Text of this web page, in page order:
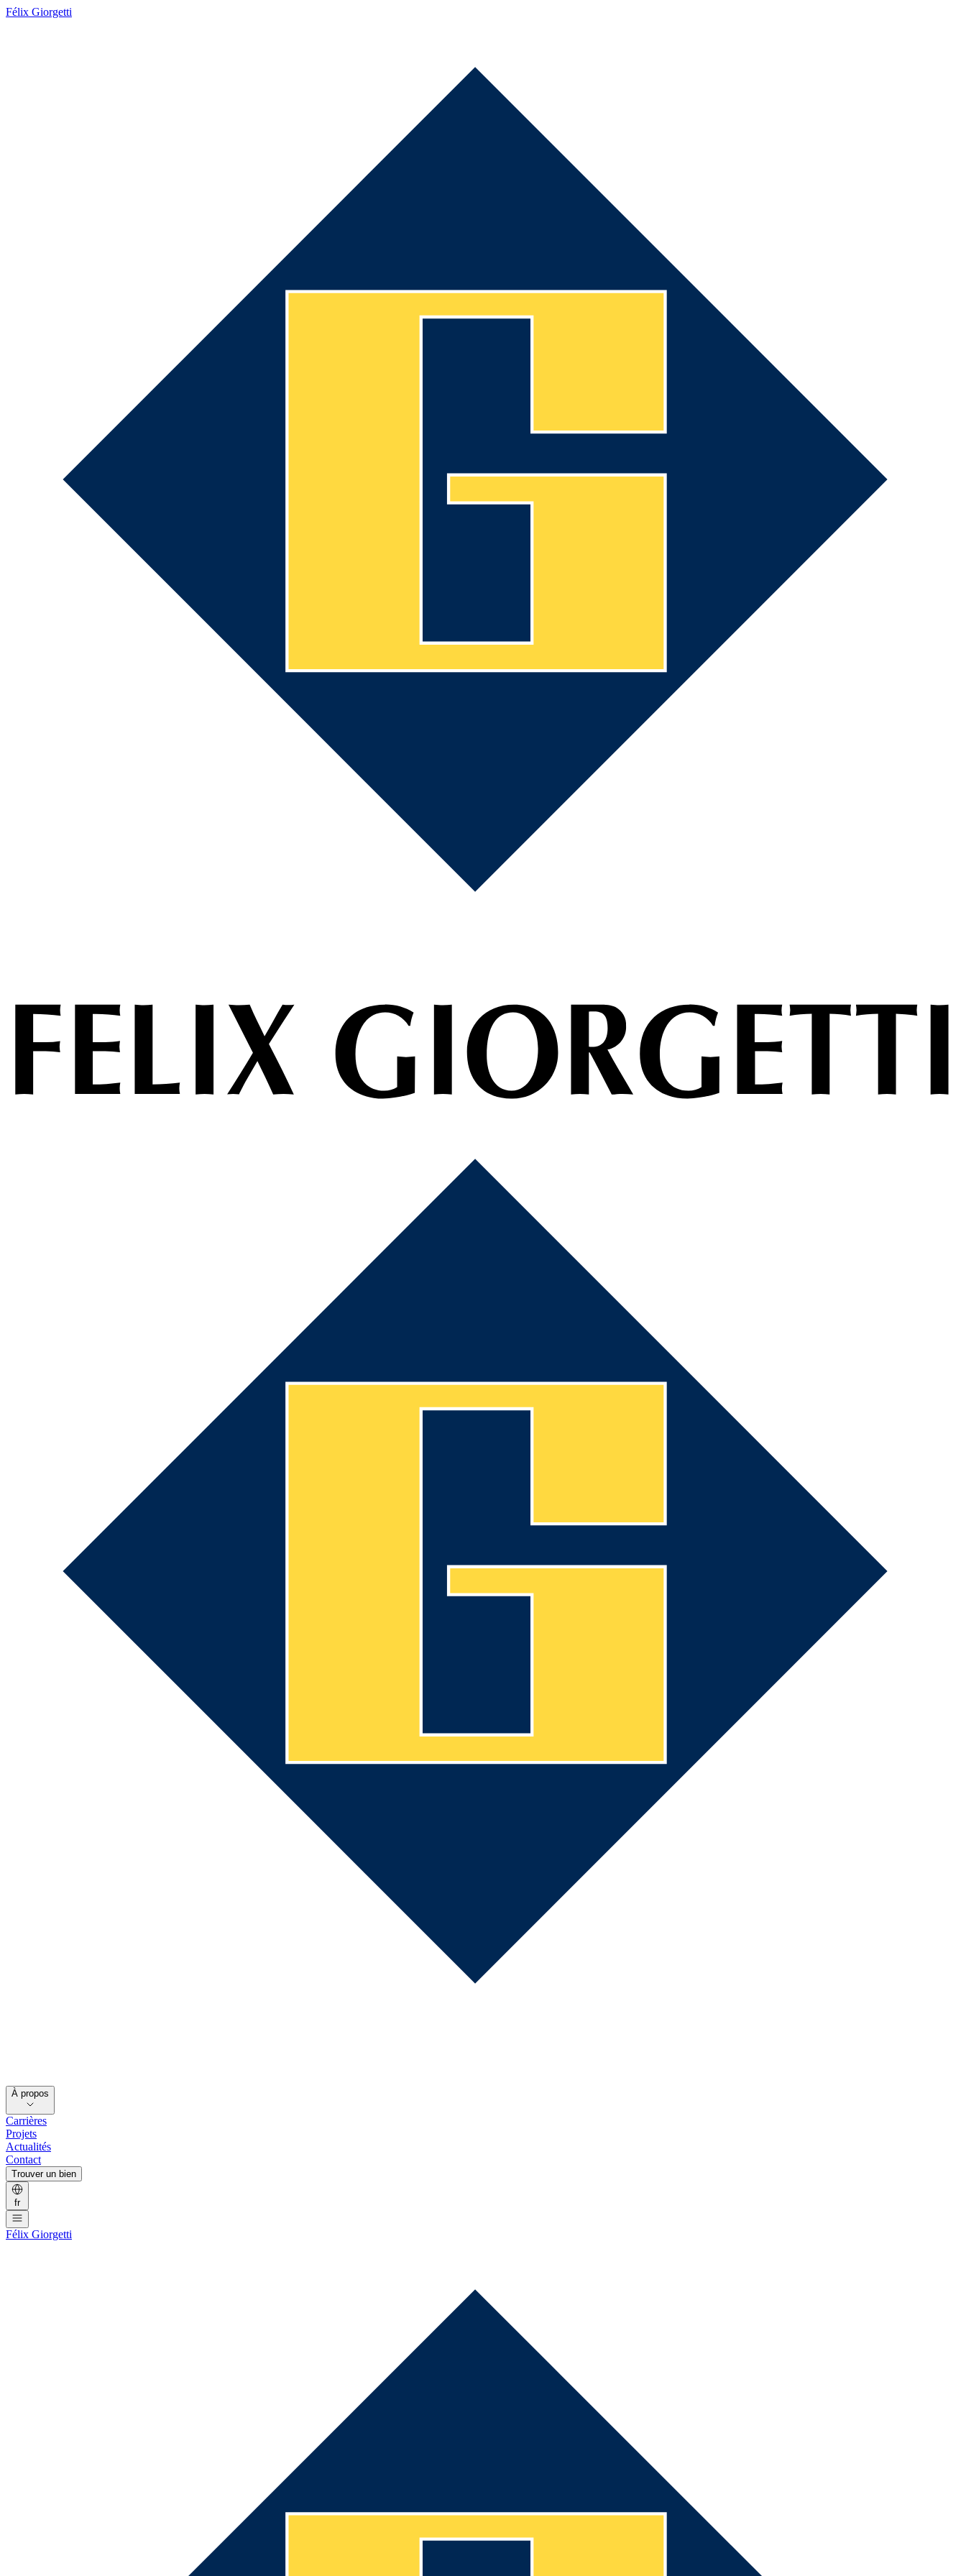
Félix Giorgetti
À propos
Carrières
Projets
Actualités
Contact
Trouver un bien
fr
Félix Giorgetti